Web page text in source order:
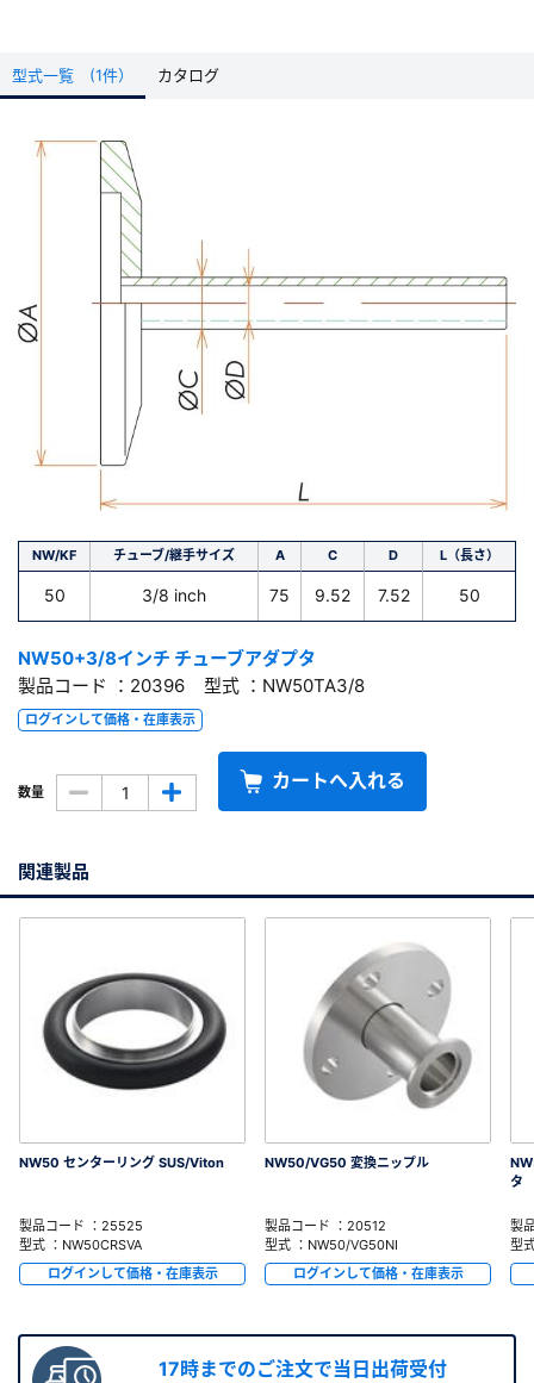
型式一覧 (1件） カタログ
NW/KF チューブ/継手サイズ A C D L（長さ）
50 3/8 inch 75 9.52 7.52 50
NW50+3/8インチ チューブアダプタ
製品コード ：20396 型式 ：NW50TA3/8
ログインして価格・在庫表示
数量 カートへ入れる
関連製品
NW50 センターリング SUS/Viton
製品コード ：25525
型式 ：NW50CRSVA
ログインして価格・在庫表示
NW50/VG50 変換ニップル
製品コード ：20512
型式 ：NW50/VG50NI
ログインして価格・在庫表示
タ
製
型
17時までのご注文で当日出荷受付